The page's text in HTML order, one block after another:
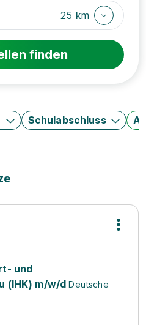
25 km
finden
Schulabschluss
und
(IHK) m/w/d Deutsche